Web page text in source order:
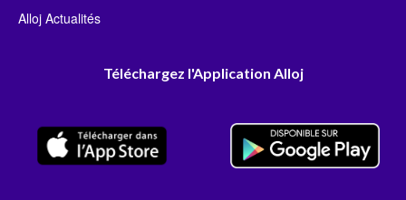
Alloj Actualités
Téléchargez l'Application Alloj